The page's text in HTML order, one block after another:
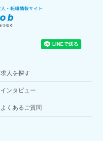
求人を探す
インタビュー
よくあるご質問